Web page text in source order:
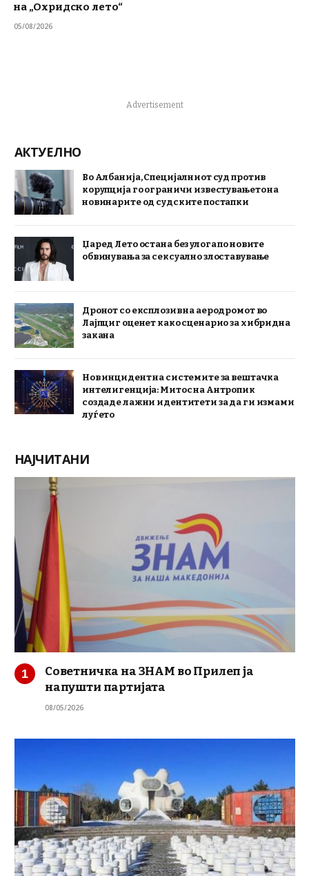
на „Охридско лето“
05/08/2026
Advertisement
АКТУЕЛНО
Во Албанија, Специјалниот суд против
корупција го ограничи известувањето на
новинарите од судските постапки
Џаред Лето остана без улога по новите
обвинувања за сексуално злоставување
Дронот со експлозив на аеродромот во
Лајпциг оценет како сценарио за хибридна
закана
Нов инцидент на системите за вештачка
интелигенција: Митос на Антропик
создаде лажни идентитети за да ги измами
луѓето
НАЈЧИТАНИ
Советничка на ЗНАМ во Прилеп ја
напушти партијата
08/05/2026